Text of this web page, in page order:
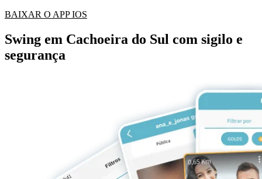
BAIXAR O APP IOS
Swing em Cachoeira do Sul com sigilo e
segurança